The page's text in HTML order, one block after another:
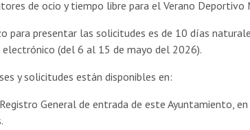
de ocio y tiempo libre para el Verano Deportivo
para presentar las solicitudes es de 10 días
(del 6 al 15 de mayo del 2026).
y solicitudes están disponibles en:
General de entrada de este Ayuntamiento,